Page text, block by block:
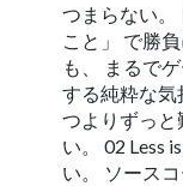
つまらない。
こと」 で勝
も、 まるで
する純粋な気
つよりずっと
い。 02 Less
い。 ソース